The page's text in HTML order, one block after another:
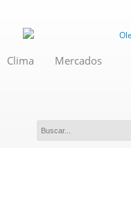
Clima Mercados